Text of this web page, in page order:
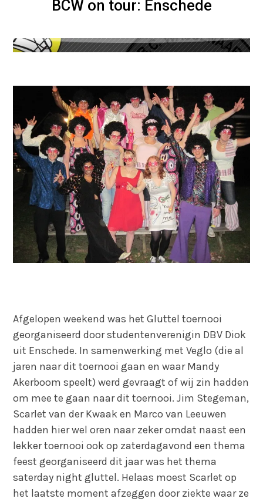
BCW on tour: Enschede
Afgelopen weekend was het Gluttel toernooi
georganiseerd door studentenverenigin DBV Diok
uit Enschede. In samenwerking met Veglo (die al
jaren naar dit toernooi gaan en waar Mandy
Akerboom speelt) werd gevraagt of wij zin hadden
om mee te gaan naar dit toernooi. Jim Stegeman,
Scarlet van der Kwaak en Marco van Leeuwen
hadden hier wel oren naar zeker omdat naast een
lekker toernooi ook op zaterdagavond een thema
feest georganiseerd dit jaar was het thema
saterday night gluttel. Helaas moest Scarlet op
het laatste moment afzeggen door ziekte waar ze